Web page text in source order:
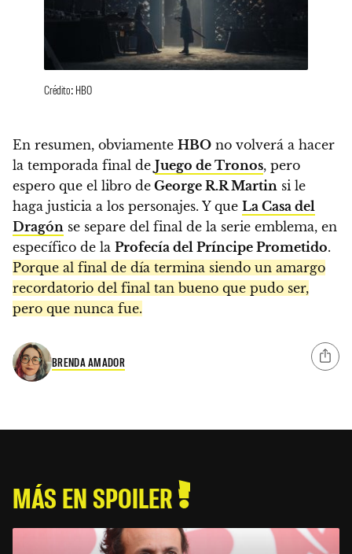
Crédito: HBO
En resumen, obviamente HBO no volverá a hacer
la temporada final de Juego de Tronos, pero
espero que el libro de George R.R Martin si le
haga justicia a los personajes. Y que La Casa del
Dragón se separe del final de la serie emblema, en
específico de la Profecía del Príncipe Prometido.
Porque al final de día termina siendo un amargo
recordatorio del final tan bueno que pudo ser,
pero que nunca fue.
BRENDA AMADOR
MÁS EN SPOILER